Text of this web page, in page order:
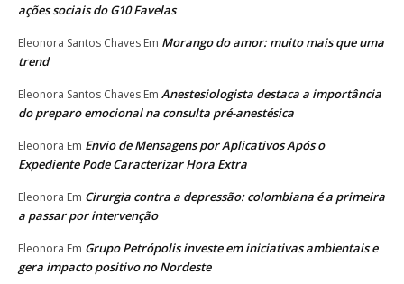
ações sociais do G10 Favelas
Eleonora Santos Chaves Em Morango do amor: muito mais que uma
trend
Eleonora Santos Chaves Em Anestesiologista destaca a importância
do preparo emocional na consulta pré-anestésica
Eleonora Em Envio de Mensagens por Aplicativos Após o
Expediente Pode Caracterizar Hora Extra
Eleonora Em Cirurgia contra a depressão: colombiana é a primeira
a passar por intervenção
Eleonora Em Grupo Petrópolis investe em iniciativas ambientais e
gera impacto positivo no Nordeste